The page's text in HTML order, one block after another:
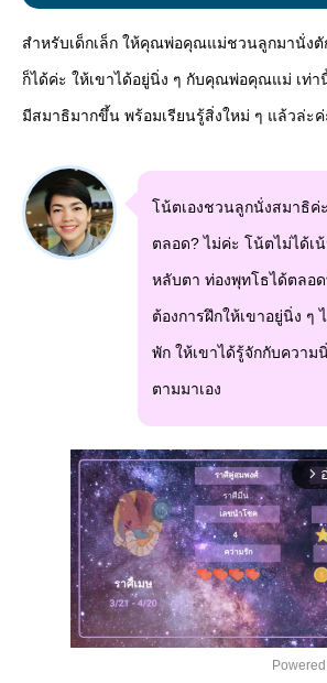
สำหรับเด็กเล็ก ให้คุณพ่อคุณแม่ชวนลูกมานั่งตั
ก็ได้ค่ะ ให้เขาได้อยู่นิ่ง ๆ กับคุณพ่อคุณแม่ เท่า
มีสมาธิมากขึ้น พร้อมเรียนรู้สิ่งใหม่ ๆ แล้วล่ะค่
โน้ตเองชวนลูกนั่งสมาธิค่
ตลอด? ไม่ค่ะ โน้ตไม่ได้เ
หลับตา ท่องพุทโธได้ตลอ
ต้องการฝึกให้เขาอยู่นิ่ง ๆ
พัก ให้เขาได้รู้จักกับความ
ตามมาเอง
arrow_forward_ios